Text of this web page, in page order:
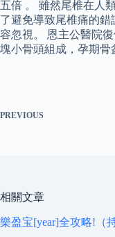
五倍 。 雖然尾椎在人
了避免導致尾椎痛的
容忽視。 恩主公醫院
塊小骨頭組成，孕期骨
PREVIOUS
相關文章
樂盈宝[year]全攻略!（